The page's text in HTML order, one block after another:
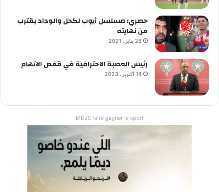
حصري: مسلسل أيوب لكحل والوداد يقترب
من نهايته
28 يناير، 2021
رئيس العصبة الاحترافية في قفص الاتهام
14 أكتوبر، 2023
MDJS faire gagner le sport